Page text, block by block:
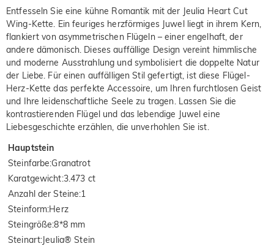
Entfesseln Sie eine kühne Romantik mit der Jeulia Heart Cut
Wing-Kette. Ein feuriges herzförmiges Juwel liegt in ihrem Kern,
flankiert von asymmetrischen Flügeln – einer engelhaft, der
andere dämonisch. Dieses auffällige Design vereint himmlische
und moderne Ausstrahlung und symbolisiert die doppelte Natur
der Liebe. Für einen auffälligen Stil gefertigt, ist diese Flügel-
Herz-Kette das perfekte Accessoire, um Ihren furchtlosen Geist
und Ihre leidenschaftliche Seele zu tragen. Lassen Sie die
kontrastierenden Flügel und das lebendige Juwel eine
Liebesgeschichte erzählen, die unverhohlen Sie ist.
Hauptstein
Steinfarbe:Granatrot
Karatgewicht:3.473 ct
Anzahl der Steine:1
Steinform:Herz
Steingröße:8*8 mm
Steinart:Jeulia® Stein